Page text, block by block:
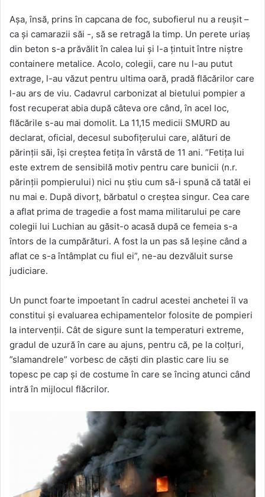
Așa, însă, prins în capcana de foc, subofierul nu a reușit –
ca și camarazii săi -, să se retragă la timp. Un perete uriaș
din beton s-a prăvălit în calea lui și l-a țintuit între niștre
containere metalice. Acolo, colegii, care nu l-au putut
extrage, l-au văzut pentru ultima oară, pradă flăcărilor care
l-au ars de viu. Cadavrul carbonizat al bietului pompier a
fost recuperat abia după câteva ore când, în acel loc,
flăcările s-au mai domolit. La 11,15 medicii SMURD au
declarat, oficial, decesul subofițerului care, alături de
părinții săi, își creștea fetița în vârstă de 11 ani. ”Fetița lui
este extrem de sensibilă motiv pentru care bunicii (n.r.
părinții pompierului) nici nu știu cum să-i spună că tatăl ei
nu mai e. După divorț, bărbatul o creștea singur. Cea care
a aflat prima de tragedie a fost mama militarului pe care
colegii lui Luchian au găsit-o acasă după ce femeia s-a
întors de la cumpărături. A fost la un pas să leșine când a
aflat ce s-a întâmplat cu fiul ei”, ne-au dezvăluit surse
judiciare.
Un punct foarte impoetant în cadrul acestei anchetei îl va
constitui și evaluarea echipamentelor folosite de pompieri
la intervenții. Cât de sigure sunt la temperaturi extreme,
gradul de uzură în care au ajuns, pentru că, pe la colțuri,
”slamandrele” vorbesc de căști din plastic care liu se
topesc pe cap și de costume în care se încing atunci când
intră în mijlocul flăcrilor.